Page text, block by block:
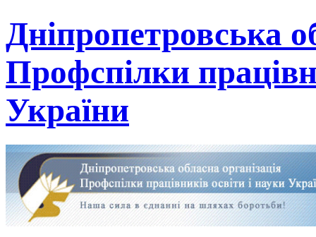
Дніпропетровська
Профспілки
України